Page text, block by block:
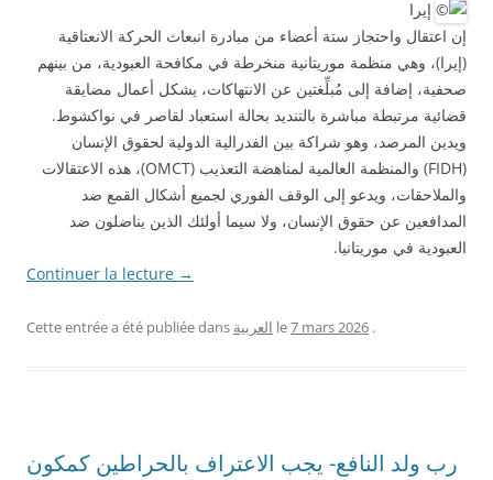
إيرا
إن اعتقال واحتجاز ستة أعضاء من مبادرة انبعاث الحركة الانعتاقية
(إيرا)، وهي منظمة موريتانية منخرطة في مكافحة العبودية، من بينهم
صحفية، إضافة إلى مُبلِّغتين عن الانتهاكات، يشكل أعمال مضايقة
قضائية مرتبطة مباشرة بالتنديد بحالة استعباد لقاصر في نواكشوط.
ويدين المرصد، وهو شراكة بين الفدرالية الدولية لحقوق الإنسان
(FIDH) والمنظمة العالمية لمناهضة التعذيب (OMCT)، هذه الاعتقالات
والملاحقات، ويدعو إلى الوقف الفوري لجميع أشكال القمع ضد
المدافعين عن حقوق الإنسان، ولا سيما أولئك الذين يناضلون ضد
العبودية في موريتانيا.
Continuer la lecture →
Cette entrée a été publiée dans العربية le7 mars 2026 .
رب ولد النافع- يجب الاعتراف بالحراطين كمكون